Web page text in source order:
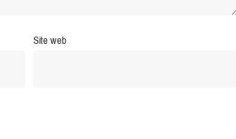
Site web